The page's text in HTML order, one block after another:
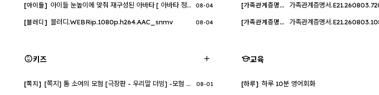
[아이들] 아이들 눈높이에 맞춰 재구성된 아바타 [ 아바타 정글의 비밀 2D ].. 08-04
[블러디] 블러디.WEBRip.1080p.h264.AAC_snmv 08-04
[가족관계증명서]
[가족관계증명서]
키즈
[쪽지] [쪽지] 톰 소여의 모험 [극장판 - 우리말 더빙] -모험 가족 드라마- 08-01
교육
[하루] 하루 10분 영어회화